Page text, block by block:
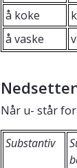
å koke
å vaske
Når u- står
Substantiv